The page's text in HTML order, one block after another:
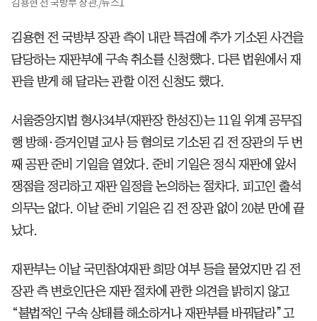
김용현 전 국방부 장관./뉴스1
김용현 전 국방부 장관 측이 내란 특검에 추가 기소된 사건을
담당하는 재판부에 구속 취소를 신청했다. 다른 법원에서 재
판을 받게 해 달라는 관할 이전 신청도 했다.
서울중앙지법 형사34부(재판장 한성진)는 11일 위계 공무집
행 방해·증거인멸 교사 등 혐의로 기소된 김 전 장관의 두 번
째 공판 준비 기일을 열었다. 준비 기일은 정식 재판에 앞서
쟁점을 정리하고 재판 일정을 논의하는 절차다. 피고인 출석
의무는 없다. 이날 준비 기일은 김 전 장관 없이 20분 만에 끝
났다.
재판부는 이날 국민참여재판 희망 여부 등을 물었지만 김 전
장관 측 변호인단은 재판 절차에 관한 의견을 밝히지 않고
“불법적인 구속 상태를 해소하거나 재판부를 바꿔달라”고